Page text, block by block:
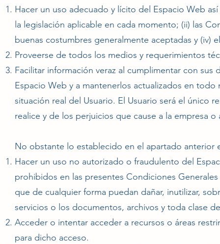
Hacer un uso adecuado y lícito del Espacio Web
la legislación aplicable en cada momento; (ii) las
buenas costumbres generalmente aceptadas y (iv)
Proveerse de todos los medios y requerimientos
Facilitar información veraz al cumplimentar con
Espacio Web y a mantenerlos actualizados en
situación real del Usuario. El Usuario será el único
realice y de los perjuicios que cause a la empresa
No obstante lo establecido en el apartado anterior
Hacer un uso no autorizado o fraudulento del
prohibidos en las presentes Condiciones
que de cualquier forma puedan dañar, inutilizar,
servicios o los documentos, archivos y toda clase
Acceder o intentar acceder a recursos o áreas
para dicho acceso.